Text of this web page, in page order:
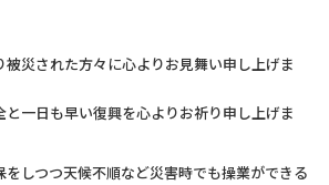
被災された方々に心よりお見舞い申し上げま
一日も早い復興を心よりお祈り申し上げま
しつつ天候不順など災害時でも操業ができる